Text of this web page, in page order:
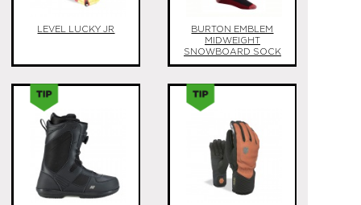
LEVEL LUCKY JR
BURTON EMBLEM
MIDWEIGHT
SNOWBOARD SOCK